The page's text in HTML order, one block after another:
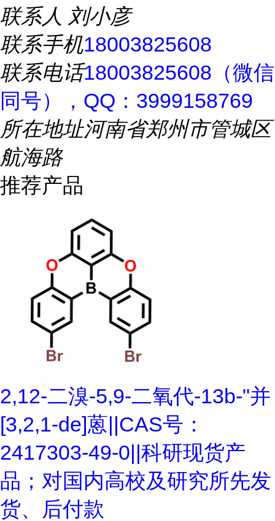
联系人 刘小彦
联系手机18003825608
联系电话18003825608（微信
同号），QQ：3999158769
所在地址河南省郑州市管城区
航海路
推荐产品
2,12-二溴-5,9-二氧代-13b-"并
[3,2,1-de]蒽||CAS号：
2417303-49-0||科研现货产
品；对国内高校及研究所先发
货、后付款